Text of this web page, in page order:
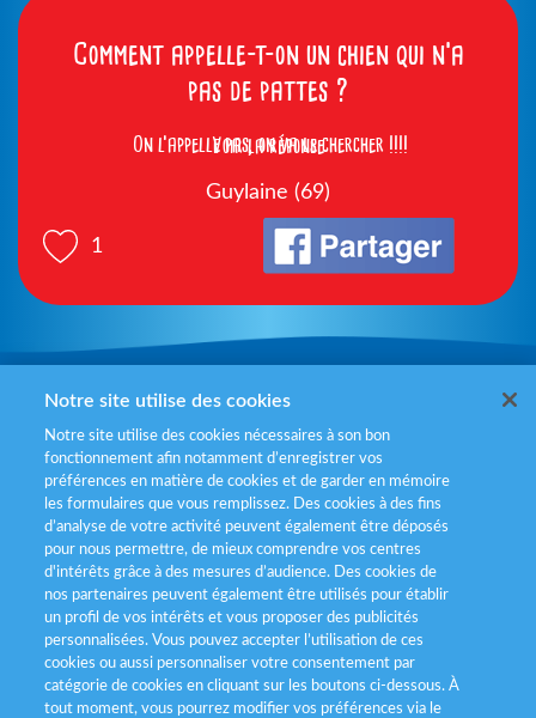
Comment appelle-t-on un chien qui n’a
pas de pattes ?
Voir la réponse
On l’appelle pas, on va le chercher !!!!
1
Guylaine (69)
Mentions légales
Politiques de gestion des cookies
Politique données personnelles
Services consommateurs
Déclaration d’accessibilité
Notre site utilise des cookies
Notre site utilise des cookies nécessaires à son bon
fonctionnement afin notamment d’enregistrer vos
préférences en matière de cookies et de garder en mémoire
les formulaires que vous remplissez. Des cookies à des fins
d’analyse de votre activité peuvent également être déposés
pour nous permettre, de mieux comprendre vos centres
d'intérêts grâce à des mesures d’audience. Des cookies de
nos partenaires peuvent également être utilisés pour établir
un profil de vos intérêts et vous proposer des publicités
personnalisées. Vous pouvez accepter l’utilisation de ces
cookies ou aussi personnaliser votre consentement par
catégorie de cookies en cliquant sur les boutons ci-dessous. À
tout moment, vous pourrez modifier vos préférences via le